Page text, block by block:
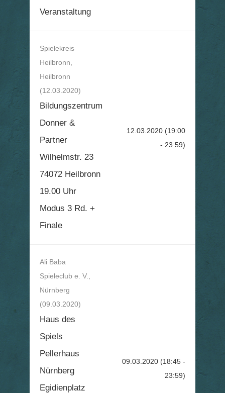
Veranstaltung
Spielekreis
Heilbronn,
Heilbronn
(12.03.2020)
Bildungszentrum
Donner &
Partner
Wilhelmstr. 23
74072 Heilbronn
19.00 Uhr
Modus 3 Rd. +
Finale
12.03.2020 (19:00
- 23:59)
Ali Baba
Spieleclub e. V.,
Nürnberg
(09.03.2020)
Haus des
Spiels
Pellerhaus
Nürnberg
Egidienplatz
09.03.2020 (18:45 -
23:59)